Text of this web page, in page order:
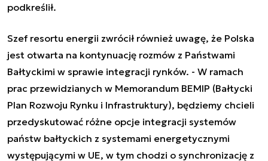
podkreślił.
Szef resortu energii zwrócił również uwagę, że Polska
jest otwarta na kontynuację rozmów z Państwami
Bałtyckimi w sprawie integracji rynków. - W ramach
prac przewidzianych w Memorandum BEMIP (Bałtycki
Plan Rozwoju Rynku i Infrastruktury), będziemy chcieli
przedyskutować różne opcje integracji systemów
państw bałtyckich z systemami energetycznymi
występującymi w UE, w tym chodzi o synchronizację z